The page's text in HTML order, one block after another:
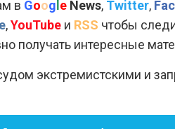
в Google News, Twitter,
,YouTube и RSS чтобы
получать интересные
экстремистскими и